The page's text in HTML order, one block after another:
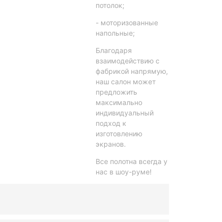
потолок;
- моторизованные
напольные;
Благодаря
взаимодействию с
фабрикой напрямую,
наш салон может
предложить
максимально
индивидуальный
подход к
изготовлению
экранов.
Все полотна всегда у
нас в шоу-руме!